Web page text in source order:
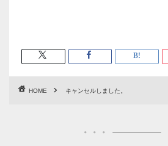
HOME キャンセルしました。